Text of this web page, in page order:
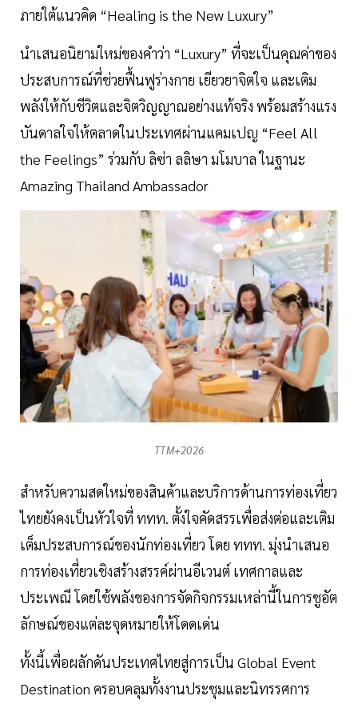
ภายใต้แนวคิด “Healing is the New Luxury”
นำเสนอนิยามใหม่ของคำว่า “Luxury” ที่จะเป็นคุณค่าของ
ประสบการณ์ที่ช่วยฟื้นฟูร่างกาย เยียวยาจิตใจ และเติม
พลังให้กับชีวิตและจิตวิญญาณอย่างแท้จริง พร้อมสร้างแรง
บันดาลใจให้ตลาดในประเทศผ่านแคมเปญ “Feel All
the Feelings” ร่วมกับ ลิซ่า ลลิษา มโมบาล ในฐานะ
Amazing Thailand Ambassador
TTM+2026
สำหรับความสดใหม่ของสินค้าและบริการด้านการท่องเที่ยว
ไทยยังคงเป็นหัวใจที่ ททท. ตั้งใจคัดสรรเพื่อส่งต่อและเติม
เต็มประสบการณ์ของนักท่องเที่ยว โดย ททท. มุ่งนำเสนอ
การท่องเที่ยวเชิงสร้างสรรค์ผ่านอีเวนต์ เทศกาลและ
ประเพณี โดยใช้พลังของการจัดกิจกรรมเหล่านี้ในการชูอัต
ลักษณ์ของแต่ละจุดหมายให้โดดเด่น
ทั้งนี้เพื่อผลักดันประเทศไทยสู่การเป็น Global Event
Destination ครอบคลุมทั้งงานประชุมและนิทรรศการ